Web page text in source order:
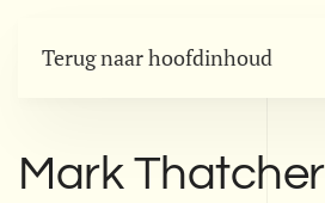
Terug naar hoofdinhoud
Mark